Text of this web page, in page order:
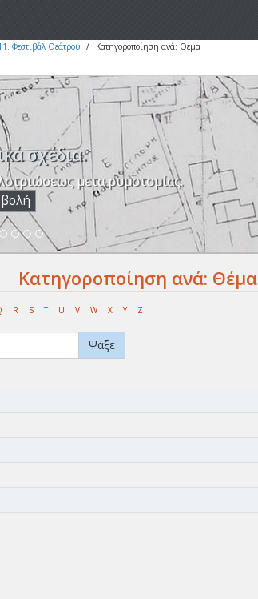
Φεστιβάλ Θεάτρου Κατηγοροποίηση ανά: Θέμα
σχέδια.
μετα ρυμοτομίας.
Κατηγοροποίηση ανά: Θέμα
R S T U V W X Y Z
Ψάξε